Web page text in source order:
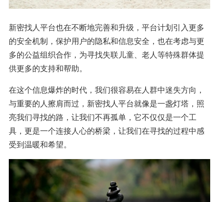
新密找人平台也在不断地完善和升级，平台计划引入更多
的安全机制，保护用户的隐私和信息安全，也在考虑与更
多的公益组织合作，为寻找失联儿童、老人等特殊群体提
供更多的支持和帮助。
在这个信息爆炸的时代，我们很容易在人群中迷失方向，
与重要的人擦肩而过，新密找人平台就像是一盏灯塔，照
亮我们寻找的路，让我们不再孤单，它不仅仅是一个工
具，更是一个连接人心的桥梁，让我们在寻找的过程中感
受到温暖和希望。